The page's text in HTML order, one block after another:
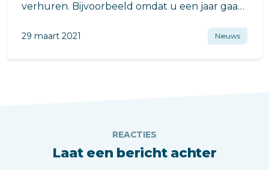
verhuren. Bijvoorbeeld omdat u een jaar gaat
wereldreis gaat maken.
29 maart 2021 Nieuws
REACTIES
Laat een bericht achter